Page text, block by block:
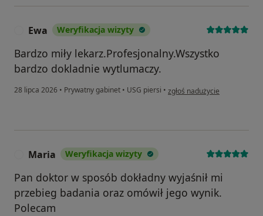
Ewa Weryfikacja wizyty
Bardzo miły lekarz.Profesjonalny.Wszystko
bardzo dokladnie wytlumaczy.
28 lipca 2026 • Prywatny gabinet • USG piersi • w opinii użytkownika Ewa
zgłoś nadużycie
Maria Weryfikacja wizyty
Pan doktor w sposób dokładny wyjaśnił mi
przebieg badania oraz omówił jego wynik.
Polecam